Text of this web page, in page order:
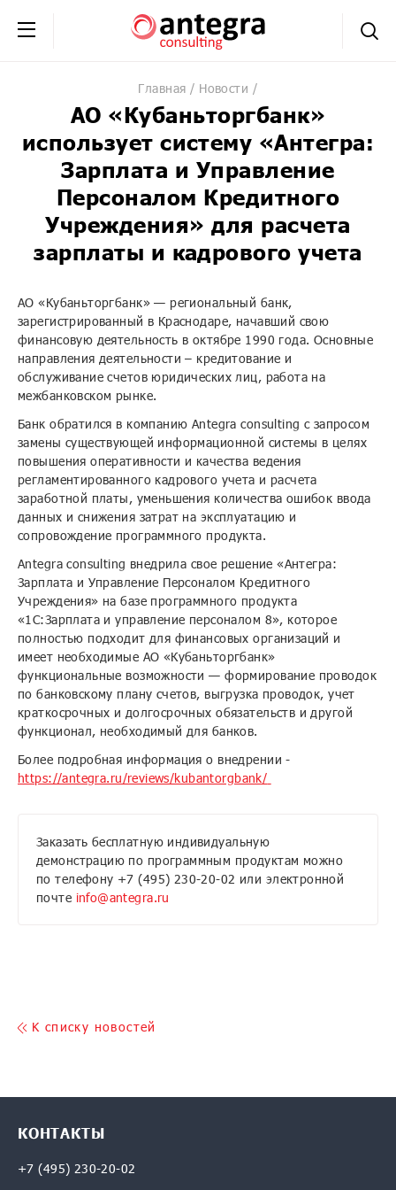
+7 (495) 230-20-02
обратная связь
Главная Новости
АО «Кубаньторгбанк»
использует систему «Антегра:
Зарплата и Управление
Персоналом Кредитного
Учреждения» для расчета
зарплаты и кадрового учета
АО «Кубаньторгбанк» — региональный банк,
зарегистрированный в Краснодаре, начавший свою
финансовую деятельность в октябре 1990 года. Основные
направления деятельности – кредитование и
обслуживание счетов юридических лиц, работа на
межбанковском рынке.
Банк обратился в компанию Antegra consulting с запросом
замены существующей информационной системы в целях
повышения оперативности и качества ведения
регламентированного кадрового учета и расчета
заработной платы, уменьшения количества ошибок ввода
данных и снижения затрат на эксплуатацию и
сопровождение программного продукта.
Antegra consulting внедрила свое решение «Антегра:
Зарплата и Управление Персоналом Кредитного
Учреждения» на базе программного продукта
«1С:Зарплата и управление персоналом 8», которое
полностью подходит для финансовых организаций и
имеет необходимые АО «Кубаньторгбанк»
функциональные возможности — формирование проводок
по банковскому плану счетов, выгрузка проводок, учет
краткосрочных и долгосрочных обязательств и другой
функционал, необходимый для банков.
Более подробная информация о внедрении -
https://antegra.ru/reviews/kubantorgbank/
Заказать бесплатную индивидуальную
демонстрацию по программным продуктам можно
по телефону +7 (495) 230-20-02 или электронной
почте info@antegra.ru
K списку новостей
КОНТАКТЫ
+7 (495) 230-20-02